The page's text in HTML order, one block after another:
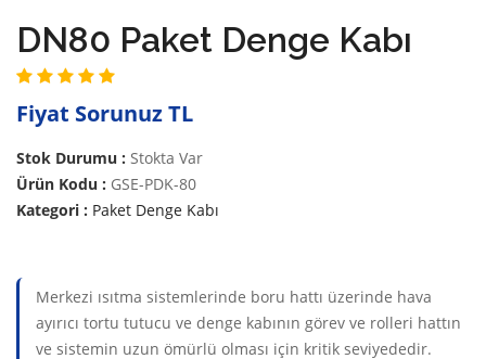
DN80 Paket Denge Kabı
Fiyat Sorunuz TL
Stok Durumu : Stokta Var
Ürün Kodu : GSE-PDK-80
Kategori : Paket Denge Kabı
Merkezi ısıtma sistemlerinde boru hattı üzerinde hava
ayırıcı tortu tutucu ve denge kabının görev ve rolleri hattın
ve sistemin uzun ömürlü olması için kritik seviyededir.